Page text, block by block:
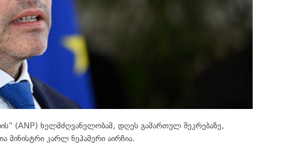
(ANP) ხელმძღვანელობამ, დღეს გამართულ შეკრებაზე,
მინისტრი კარლ ნეჰამერი აირჩია.